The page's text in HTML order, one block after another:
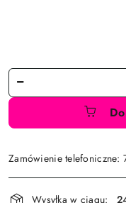
Ilość
Zamówienie telefoniczne:
Dostępność
Wysyłka w ciągu: